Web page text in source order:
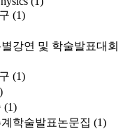
(1)
강연 및 학술발표대회
(1)
(1)
학술발표논문집 (1)